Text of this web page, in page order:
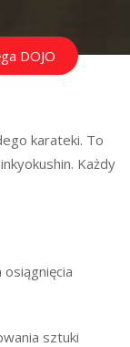
DOJO
karateki. To
Każdy
osiągnięcia
sztuki